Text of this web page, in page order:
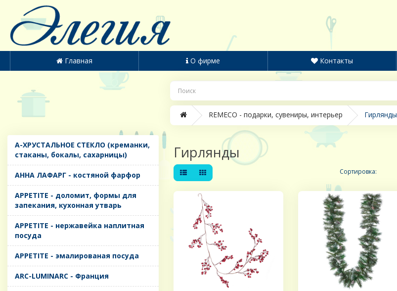
Главная О фирме Контакты
REMECO - подарки, сувениры, интерьер Гирлянды
A-ХРУСТАЛЬНОЕ СТЕКЛО (креманки,
стаканы, бокалы, сахарницы)
AHHA ЛАФАРГ - костяной фарфор
APPETITE - доломит, формы для
запекания, кухонная утварь
APPETITE - нержавейка наплитная
посуда
APPETITE - эмалированая посуда
ARC-LUMINARC - Франция
Гирлянды
Сортировка: